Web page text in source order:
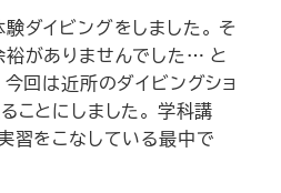
ダイビングをしました。 そ
裕がありませんでした… と
回は近所のダイビングショ
ことにしました。 学科講
習をこなしている最中で